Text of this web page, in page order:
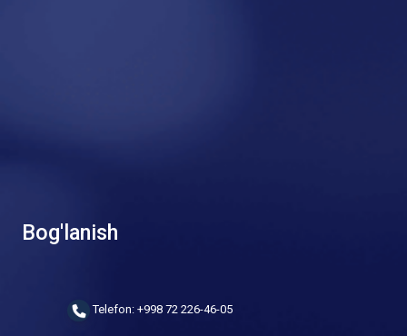
Bog'lanish
Telefon: +998 72 226-46-05